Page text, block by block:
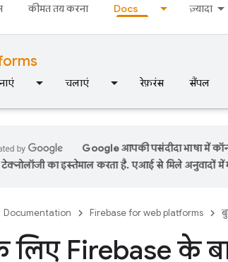
कीमत तय करना Docs ज़्यादा
चलाएं रेफ़रंस सैंपल
Google आपकी पसंदीदा भाषा में
का इस्तेमाल करता है. एआई से मिले अनुवादों में
Documentation Firebase for web platforms
Firebase के